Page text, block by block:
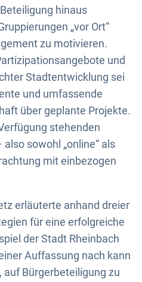
hinaus
„vor Ort“
zu motivieren.
und
Stadtentwicklung sei
und umfassende
über geplante Projekte.
stehenden
sowohl „online“ als
mit einbezogen
erläuterte anhand dreier
für eine erfolgreiche
der Stadt Rheinbach
Auffassung nach kann
Bürgerbeteiligung zu